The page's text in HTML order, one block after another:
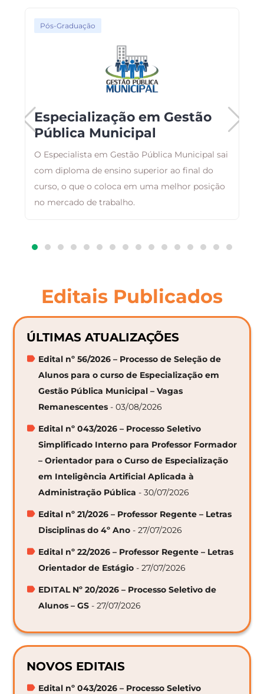
Pós-Graduação
Especialização em Gestão
Pública Municipal
O Especialista em Gestão Pública Municipal sai
com diploma de ensino superior ao final do
curso, o que o coloca em uma melhor posição
no mercado de trabalho.
Editais Publicados
ÚLTIMAS ATUALIZAÇÕES
Edital nº 56/2026 – Processo de Seleção de
Alunos para o curso de Especialização em
Gestão Pública Municipal – Vagas
Remanescentes - 03/08/2026
Edital nº 043/2026 – Processo Seletivo
Simplificado Interno para Professor Formador
– Orientador para o Curso de Especialização
em Inteligência Artificial Aplicada à
Administração Pública - 30/07/2026
Edital nº 21/2026 – Professor Regente – Letras
Disciplinas do 4º Ano - 27/07/2026
Edital nº 22/2026 – Professor Regente – Letras
Orientador de Estágio - 27/07/2026
EDITAL Nº 20/2026 – Processo Seletivo de
Alunos – GS - 27/07/2026
NOVOS EDITAIS
Edital nº 043/2026 – Processo Seletivo